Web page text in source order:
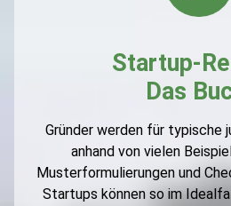
Startup-
Das
Gründer werden für typische
anhand von vielen
Musterformulierungen und
Startups können so im